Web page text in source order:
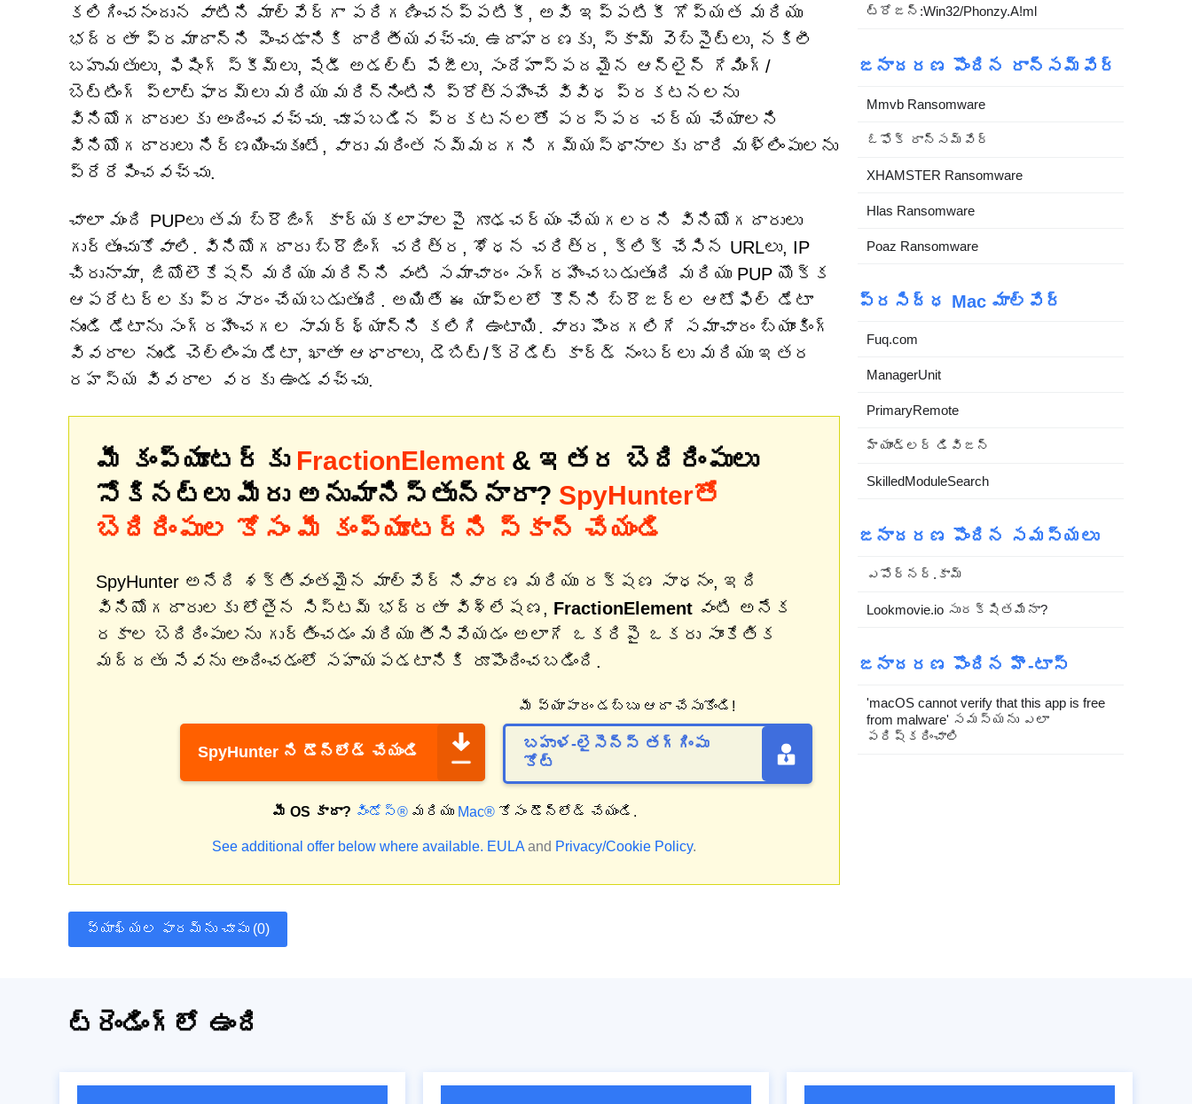
కలిగించనందున వాటిని మాల్వేర్‌గా పరిగణించనప్పటికీ, అవి ఇప్పటికీ గోప్యత మరియు
భద్రతా ప్రమాదాన్ని పెంచడానికి దారితీయవచ్చు. ఉదాహరణకు, స్కామ్ వెబ్‌సైట్‌లు, నకిలీ
బహుమతులు, ఫిషింగ్ స్కీమ్‌లు, షేడీ అడల్ట్ పేజీలు, సందేహాస్పదమైన ఆన్‌లైన్ గేమింగ్/
బెట్టింగ్ ప్లాట్‌ఫారమ్‌లు మరియు మరిన్నింటిని ప్రోత్సహించే వివిధ ప్రకటనలను
వినియోగదారులకు అందించవచ్చు. చూపబడిన ప్రకటనలతో పరస్పర చర్య చేయాలని
వినియోగదారులు నిర్ణయించుకుంటే, వారు మరింత నమ్మదగని గమ్యస్థానాలకు దారి మళ్లింపులను
ప్రేరేపించవచ్చు.
చాలా మంది PUPలు తమ బ్రౌజింగ్ కార్యకలాపాలపై గూఢచర్యం చేయగలరని వినియోగదారులు
గుర్తుంచుకోవాలి. వినియోగదారు బ్రౌజింగ్ చరిత్ర, శోధన చరిత్ర, క్లిక్ చేసిన URLలు, IP
చిరునామా, జియోలొకేషన్ మరియు మరిన్ని వంటి సమాచారం సంగ్రహించబడుతుంది మరియు PUP యొక్క
ఆపరేటర్‌లకు ప్రసారం చేయబడుతుంది. అయితే ఈ యాప్‌లలో కొన్ని బ్రౌజర్‌ల ఆటోఫిల్ డేటా
నుండి డేటాను సంగ్రహించగల సామర్థ్యాన్ని కలిగి ఉంటాయి. వారు పొందగలిగే సమాచారం బ్యాంకింగ్
వివరాల నుండి చెల్లింపు డేటా, ఖాతా ఆధారాలు, డెబిట్/క్రెడిట్ కార్డ్ నంబర్‌లు మరియు ఇతర
రహస్య వివరాల వరకు ఉండవచ్చు.
మీ కంప్యూటర్‌కు FractionElement & ఇతర బెదిరింపులు
సోకినట్లు మీరు అనుమానిస్తున్నారా? SpyHunterతో
బెదిరింపుల కోసం మీ కంప్యూటర్‌ని స్కాన్ చేయండి
SpyHunter అనేది శక్తివంతమైన మాల్వేర్ నివారణ మరియు రక్షణ సాధనం, ఇది
వినియోగదారులకు లోతైన సిస్టమ్ భద్రతా విశ్లేషణ, FractionElement వంటి అనేక
రకాల బెదిరింపులను గుర్తించడం మరియు తీసివేయడం అలాగే ఒకరిపై ఒకరు సాంకేతిక
మద్దతు సేవను అందించడంలో సహాయపడటానికి రూపొందించబడింది.
SpyHunter ని డౌన్‌లోడ్ చేయండి
మీ వ్యాపారం డబ్బు ఆదా చేసుకోండి!
బహుళ-లైసెన్స్ తగ్గింపు
కోట్
మీ OS కాదా? విండోస్®మరియు Mac®కోసం డౌన్‌లోడ్ చేయండి.
See additional offer below where available. EULA and Privacy/Cookie Policy.
వ్యాఖ్యల ఫారమ్‌ను చూపు (0)
ట్రోజన్:Win32/Phonzy.A!ml
జనాదరణ పొందిన రాన్సమ్‌వేర్
Mmvb Ransomware
ఓఫోక్ రాన్సమ్‌వేర్
XHAMSTER Ransomware
Hlas Ransomware
Poaz Ransomware
ప్రసిద్ధ Mac మాల్వేర్
Fuq.com
ManagerUnit
PrimaryRemote
హ్యాండ్లర్ డివిజన్
SkilledModuleSearch
జనాదరణ పొందిన సమస్యలు
ఎపోర్నర్.కామ్
Lookmovie.io సురక్షితమేనా?
జనాదరణ పొందిన హౌ-టాస్
'macOS cannot verify that this app is free
from malware' సమస్యను ఎలా
పరిష్కరించాలి
ట్రెండింగ్‌లో ఉంది